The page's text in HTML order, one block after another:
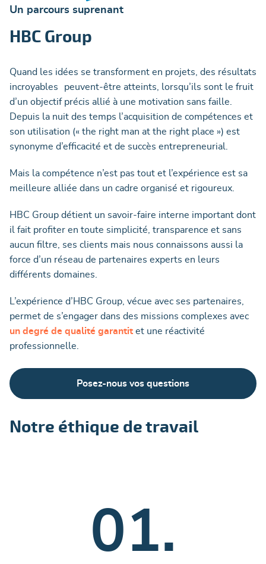
HBC Group
Un parcours suprenant
Quand les idées se transforment en projets, des résultats
incroyables peuvent-être atteints, lorsqu’ils sont le fruit
d’un objectif précis allié à une motivation sans faille.
Depuis la nuit des temps l’acquisition de compétences et
son utilisation (« the right man at the right place ») est
synonyme d’efficacité et de succès entrepreneurial.
Mais la compétence n’est pas tout et l’expérience est sa
meilleure alliée dans un cadre organisé et rigoureux.
HBC Group détient un savoir-faire interne important dont
il fait profiter en toute simplicité, transparence et sans
aucun filtre, ses clients mais nous connaissons aussi la
force d’un réseau de partenaires experts en leurs
différents domaines.
L’expérience d’HBC Group, vécue avec ses partenaires,
permet de s’engager dans des missions complexes avec
un degré de qualité garantit et une réactivité
professionnelle.
Posez-nous vos questions
Notre éthique de travail
01.